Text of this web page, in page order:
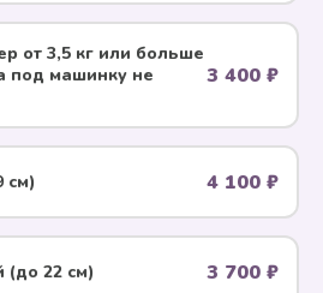
от 3,5 кг или больше
под машинку не
3 400 ₽
см) 4 100 ₽
22 см) 3 700 ₽